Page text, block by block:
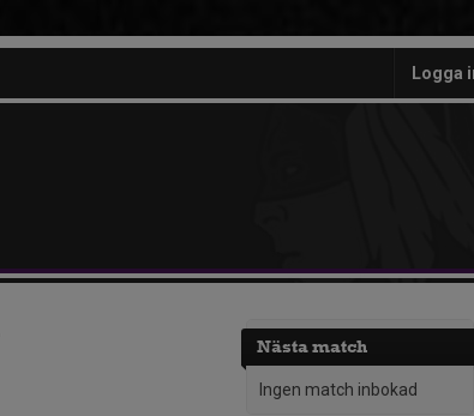
Logga
Nästa match
Ingen match inbokad